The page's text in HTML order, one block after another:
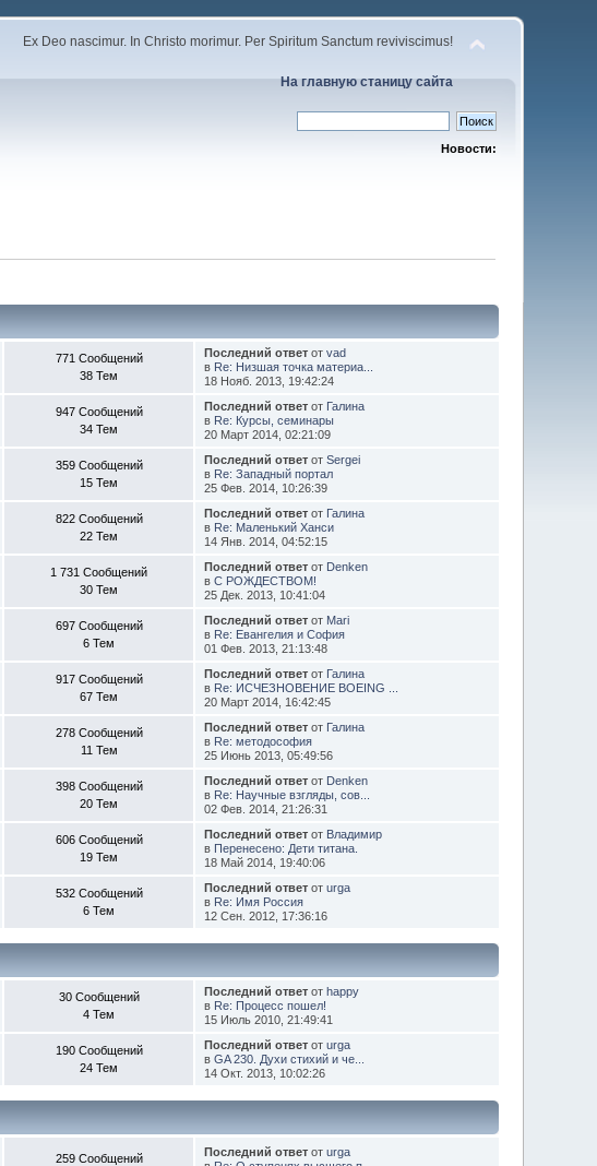
Ex Deo nascimur. In Christo morimur. Per Spiritum Sanctum reviviscimus!
На главную станицу сайта
Новости:
771 Сообщений
38 Тем
Последний ответот vad
в Re: Низшая точка материа...
18 Нояб. 2013, 19:42:24
947 Сообщений
34 Тем
Последний ответот Галина
в Re: Курсы, семинары
20 Март 2014, 02:21:09
359 Сообщений
15 Тем
Последний ответот Sergei
в Re: Западный портал
25 Фев. 2014, 10:26:39
822 Сообщений
22 Тем
Последний ответот Галина
в Re: Маленький Ханси
14 Янв. 2014, 04:52:15
1 731 Сообщений
30 Тем
Последний ответот Denken
в С РОЖДЕСТВОМ!
25 Дек. 2013, 10:41:04
697 Сообщений
6 Тем
Последний ответот Mari
в Re: Евангелия и София
01 Фев. 2013, 21:13:48
917 Сообщений
67 Тем
Последний ответот Галина
в Re: ИСЧЕЗНОВЕНИЕ BOEING ...
20 Март 2014, 16:42:45
278 Сообщений
11 Тем
Последний ответот Галина
в Re: методософия
25 Июнь 2013, 05:49:56
398 Сообщений
20 Тем
Последний ответот Denken
в Re: Научные взгляды, сов...
02 Фев. 2014, 21:26:31
606 Сообщений
19 Тем
Последний ответот Владимир
в Перенесено: Дети титана.
18 Май 2014, 19:40:06
532 Сообщений
6 Тем
Последний ответот urga
в Re: Имя Россия
12 Сен. 2012, 17:36:16
30 Сообщений
4 Тем
Последний ответот happy
в Re: Процесс пошел!
15 Июль 2010, 21:49:41
190 Сообщений
24 Тем
Последний ответот urga
в GA 230. Духи стихий и че...
14 Окт. 2013, 10:02:26
259 Сообщений
Последний ответот urga